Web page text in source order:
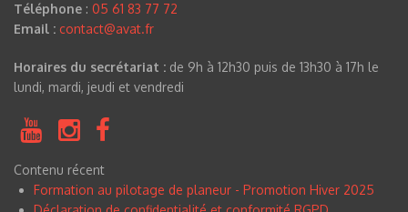
Téléphone : 05 61 83 77 72
Email : contact@avat.fr
Horaires du secrétariat : de 9h à 12h30 puis de 13h30 à 17h le
lundi, mardi, jeudi et vendredi
Contenu récent
Formation au pilotage de planeur - Promotion Hiver 2025